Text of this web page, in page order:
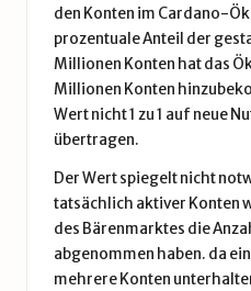
den Konten im Cardano-
prozentuale Anteil der
Millionen Konten hat das
Millionen Konten
Wert nicht 1 zu 1 auf neue
übertragen.
Der Wert spiegelt nicht
tatsächlich aktiver Konten
des Bärenmarktes die
abgenommen haben. da
mehrere Konten